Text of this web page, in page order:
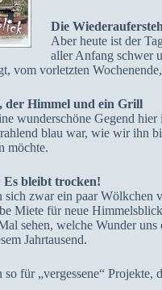
Die
Aber heute ist der
aller Anfang schwer
vom vorletzten
der Himmel und ein Grill
wunderschöne Gegend
blau war, wie wir ihn
möchte.
bleibt trocken!
sich zwar ein paar Wölkchen
Miete für neue
sehen, welche Wunder
Jahrtausend.
so für „vergessene“